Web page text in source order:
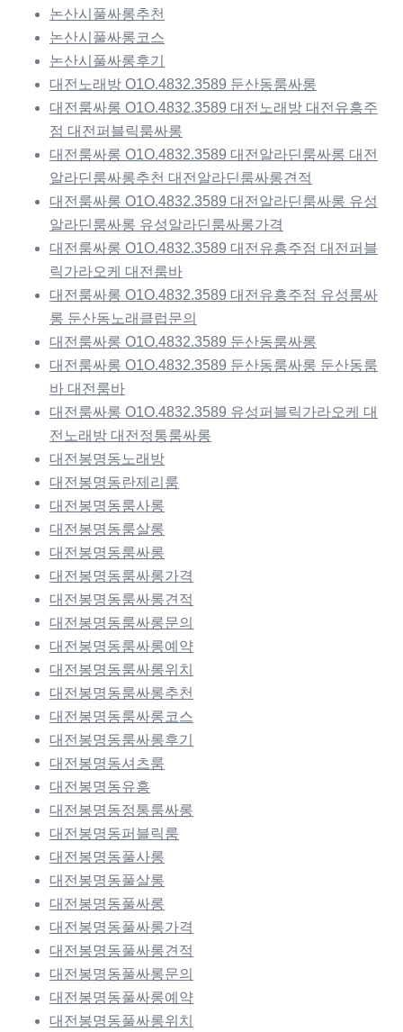
논산시풀싸롱추천
논산시풀싸롱코스
논산시풀싸롱후기
대전노래방 O1O.4832.3589 둔산동룸싸롱
대전룸싸롱 O1O.4832.3589 대전노래방 대전유흥주
점 대전퍼블릭룸싸롱
대전룸싸롱 O1O.4832.3589 대전알라딘룸싸롱 대전
알라딘룸싸롱추천 대전알라딘룸싸롱견적
대전룸싸롱 O1O.4832.3589 대전알라딘룸싸롱 유성
알라딘룸싸롱 유성알라딘룸싸롱가격
대전룸싸롱 O1O.4832.3589 대전유흥주점 대전퍼블
릭가라오케 대전룸바
대전룸싸롱 O1O.4832.3589 대전유흥주점 유성룸싸
롱 둔산동노래클럽문의
대전룸싸롱 O1O.4832.3589 둔산동룸싸롱
대전룸싸롱 O1O.4832.3589 둔산동룸싸롱 둔산동룸
바 대전룸바
대전룸싸롱 O1O.4832.3589 유성퍼블릭가라오케 대
전노래방 대전정통룸싸롱
대전봉명동노래방
대전봉명동란제리룸
대전봉명동룸사롱
대전봉명동룸살롱
대전봉명동룸싸롱
대전봉명동룸싸롱가격
대전봉명동룸싸롱견적
대전봉명동룸싸롱문의
대전봉명동룸싸롱예약
대전봉명동룸싸롱위치
대전봉명동룸싸롱추천
대전봉명동룸싸롱코스
대전봉명동룸싸롱후기
대전봉명동셔츠룸
대전봉명동유흥
대전봉명동정통룸싸롱
대전봉명동퍼블릭룸
대전봉명동풀사롱
대전봉명동풀살롱
대전봉명동풀싸롱
대전봉명동풀싸롱가격
대전봉명동풀싸롱견적
대전봉명동풀싸롱문의
대전봉명동풀싸롱예약
대전봉명동풀싸롱위치